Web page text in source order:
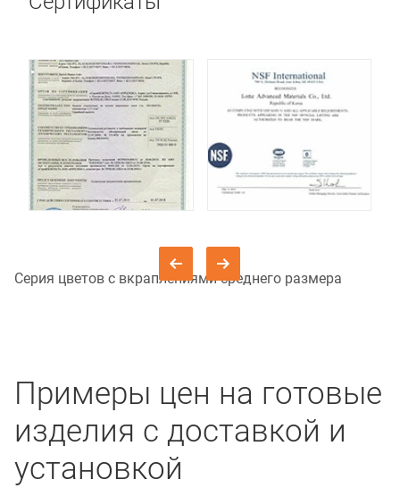
Серия цветов с вкраплениями среднего размера
Примеры цен на готовые
изделия с доставкой и
установкой